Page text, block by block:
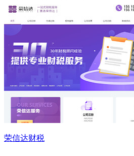
荣信达财税